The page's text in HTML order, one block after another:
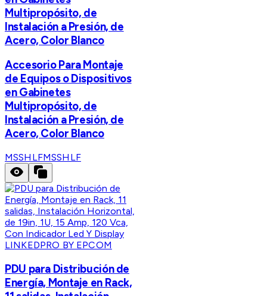
Multipropósito, de
Instalación a Presión, de
Acero, Color Blanco
Accesorio Para Montaje
de Equipos o Dispositivos
en Gabinetes
Multipropósito, de
Instalación a Presión, de
Acero, Color Blanco
MSSHLFMSSHLF
LINKEDPRO BY EPCOM
PDU para Distribución de
Energía, Montaje en Rack,